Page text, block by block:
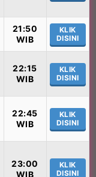
21:50
WIB
KLIK
DISINI
22:15
WIB
KLIK
DISINI
22:45
WIB
KLIK
DISINI
23:00
WIB
KLIK
DISINI